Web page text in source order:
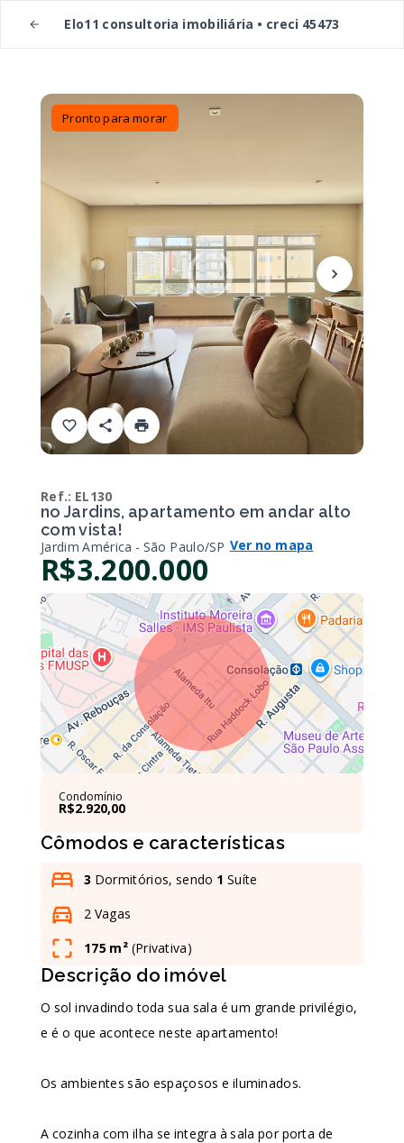
Elo11 consultoria imobiliária • creci 45473
Pronto para morar
Ref.: EL130
no Jardins, apartamento em andar alto
com vista!
Jardim América - São Paulo/SP Ver no mapa
R$3.200.000
Condomínio
R$2.920,00
Cômodos e características
3 Dormitórios, sendo 1 Suíte
2 Vagas
175 m² (Privativa)
Descrição do imóvel
O sol invadindo toda sua sala é um grande privilégio,
e é o que acontece neste apartamento!
Os ambientes são espaçosos e iluminados.
A cozinha com ilha se integra à sala por porta de